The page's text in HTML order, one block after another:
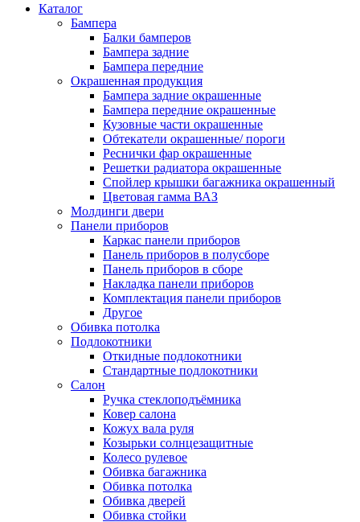
Каталог
Бампера
Балки бамперов
Бампера задние
Бампера передние
Окрашенная продукция
Бампера задние окрашенные
Бампера передние окрашенные
Кузовные части окрашенные
Обтекатели окрашенные/ пороги
Реснички фар окрашенные
Решетки радиатора окрашенные
Спойлер крышки багажника окрашенный
Цветовая гамма ВАЗ
Молдинги двери
Панели приборов
Каркас панели приборов
Панель приборов в полусборе
Панель приборов в сборе
Накладка панели приборов
Комплектация панели приборов
Другое
Обивка потолка
Подлокотники
Откидные подлокотники
Стандартные подлокотники
Салон
Ручка стеклоподъёмника
Ковер салона
Кожух вала руля
Козырьки солнцезащитные
Колесо рулевое
Обивка багажника
Обивка потолка
Обивка дверей
Обивка стойки